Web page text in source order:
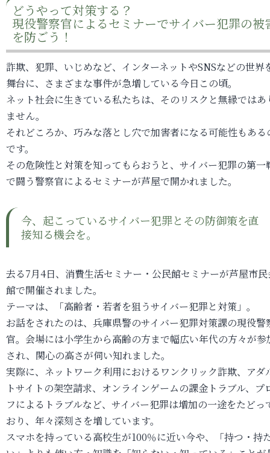
どうやって対策する？
現役警察官によるセミナーでサイバー犯罪の被
を防ごう！
詐欺、犯罪、いじめなど、インターネットやSNSなどの世界
舞台に、さまざまな事件が急増している今日この頃。
ネット社会に生きている私たちは、そのリスクと無縁ではあ
ません。
それどころか、巧みな落とし穴で加害者になる可能性もある
です。
その危険性と対策を知ってもらおうと、サイバー犯罪の第一
で闘う警察官によるセミナーが芦屋で開かれました。
今、起こっているサイバー犯罪とその防御策を直
接知る機会を。
去る7月4日、消費生活セミナー・公民館セミナーが芦屋市民
館で開催されました。
テーマは、「高齢者・若者を狙うサイバー犯罪と対策」。
お話をされたのは、兵庫県警のサイバー犯罪対策課の現役警
官。会場には小学生から高齢の方まで幅広い年代の方々が参
され、関心の高さが伺い知れました。
実際に、ネットワーク利用におけるワンクリック詐欺、アダ
トサイトの架空請求、オンラインゲームの課金トラブル、プ
フによるトラブルなど、サイバー犯罪は増加の一途をたどっ
おり、年々深刻さを増しています。
スマホを持っている高校生が100％に近い今や、「持つ・持